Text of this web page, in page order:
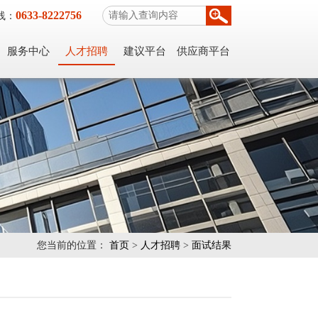
： 0633-8222756
服务中心 人才招聘 建议平台 供应商平台
您当前的位置： 首页 > 人才招聘 > 面试结果